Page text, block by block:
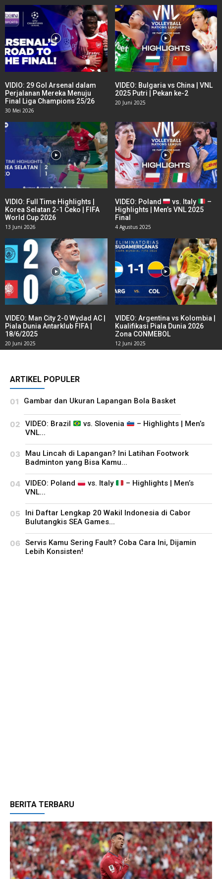
VIDIO: 29 Gol Arsenal dalam
Perjalanan Mereka Menuju
Final Liga Champions 25/26
30 Mei 2026
VIDEO: Bulgaria vs China | VNL
2025 Putri | Pekan ke-2
20 Juni 2025
VIDIO: Full Time Highlights |
Korea Selatan 2-1 Ceko | FIFA
World Cup 2026
13 Juni 2026
VIDEO: Poland vs. Italy
–
Highlights | Men’s VNL 2025
Final
4 Agustus 2025
VIDEO: Man City 2-0 Wydad AC |
Piala Dunia Antarklub FIFA |
18/6/2025
20 Juni 2025
VIDEO: Argentina vs Kolombia |
Kualifikasi Piala Dunia 2026
Zona CONMEBOL
12 Juni 2025
ARTIKEL POPULER
Gambar dan Ukuran Lapangan Bola Basket
VIDEO: Brazil vs. Slovenia
– Highlights | Men’s
VNL...
Mau Lincah di Lapangan? Ini Latihan Footwork
Badminton yang Bisa Kamu...
VIDEO: Poland vs. Italy
– Highlights | Men’s
VNL...
Ini Daftar Lengkap 20 Wakil Indonesia di Cabor
Bulutangkis SEA Games...
Servis Kamu Sering Fault? Coba Cara Ini, Dijamin
Lebih Konsisten!
BERITA TERBARU